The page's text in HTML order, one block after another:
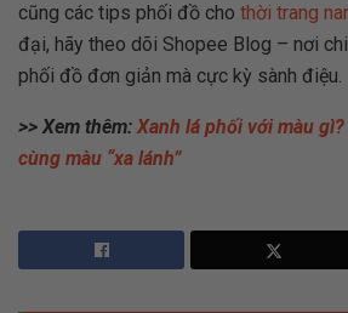
cũng các tips phối đồ cho thời trang
đại, hãy theo dõi Shopee Blog – nơi
phối đồ đơn giản mà cực kỳ sành điệu.
>> Xem thêm:Xanh lá phối với màu
cùng màu “xa lánh”